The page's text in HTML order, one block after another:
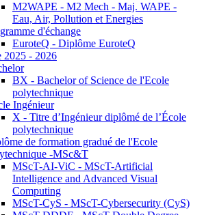
M2WAPE - M2 Mech - Maj. WAPE -
Eau, Air, Pollution et Energies
d'échange
EuroteQ - Diplôme EuroteQ
2025 - 2026
BX - Bachelor of Science de l'Ecole
polytechnique
Ingénieur
X - Titre d’Ingénieur diplômé de l’École
polytechnique
de formation gradué de l'Ecole
-MSc&T
MScT-AI-ViC - MScT-Artificial
Intelligence and Advanced Visual
Computing
MScT-CyS - MScT-Cybersecurity (CyS)